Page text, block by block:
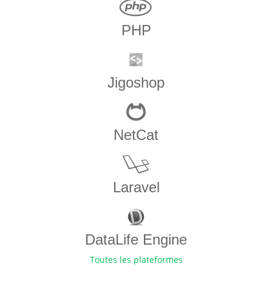
PHP
Jigoshop
NetCat
Laravel
DataLife Engine
Toutes les plateformes